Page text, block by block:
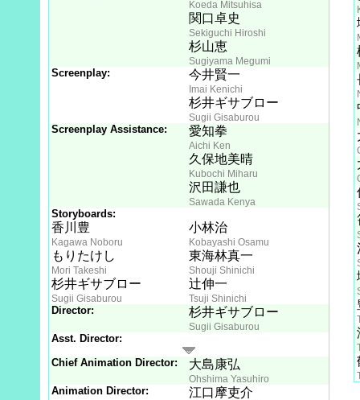
Koeda Mitsuhisa
関口卓史
Sekiguchi Hiroshi
杉山恵
Sugiyama Megumi
Screenplay: 今井賢一
Imai Kenichi
杉井ギサブロー
Sugii Gisaburou
Screenplay Assistance: 愛知拳
Aichi Ken
久保地美晴
Kubochi Miharu
沢田謙也
Sawada Kenya
Storyboards:
香川豊
Kagawa Noboru
もりたけし
Mori Takeshi
杉井ギサブロー
Sugii Gisaburou
小林治
Kobayashi Osamu
東海林真一
Shouji Shinichi
辻伸一
Tsuji Shinichi
Director: 杉井ギサブロー
Sugii Gisaburou
Asst. Director:
Chief Animation Director:
大島康弘
Ohshima Yasuhiro
Animation Director: 江口摩吏介